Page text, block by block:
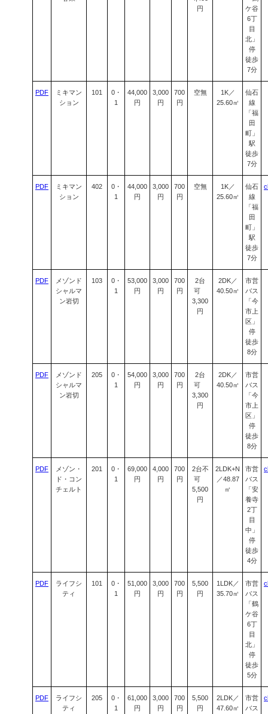
円
ケ谷
6丁
目
北」
停
徒歩
7分
PDF
ミキマン
ション
101
0・
1
44,000
円
3,000
円
700
円
空無
1K／
25.60㎡
仙石
線
「福
田
町」
駅
徒歩
7分
PDF
ミキマン
ション
402
0・
1
44,000
円
3,000
円
700
円
空無
1K／
25.60㎡
仙石
線
「福
田
町」
駅
徒歩
7分
PDF
メゾンド
シャルマ
ン岩切
103
0・
1
53,000
円
3,000
円
700
円
2台
可
3,300
円
2DK／
40.50㎡
市営
バス
「今
市上
区」
停
徒歩
8分
PDF
メゾンド
シャルマ
ン岩切
205
0・
1
54,000
円
3,000
円
700
円
2台
可
3,300
円
2DK／
40.50㎡
市営
バス
「今
市上
区」
停
徒歩
8分
PDF
メゾン・
ド・コン
チェルト
201
0・
1
69,000
円
4,000
円
700
円
2台不
可
5,500
円
2LDK+N
／48.87
㎡
市営
バス
「安
養寺
2丁
目
中」
停
徒歩
4分
PDF
ライフシ
ティ
101
0・
1
51,000
円
3,000
円
700
円
5,500
円
1LDK／
35.70㎡
市営
バス
「鶴
ケ谷
6丁
目
北」
停
徒歩
5分
PDF
ライフシ
ティ
205
0・
1
61,000
円
3,000
円
700
円
5,500
円
2LDK／
47.60㎡
市営
バス